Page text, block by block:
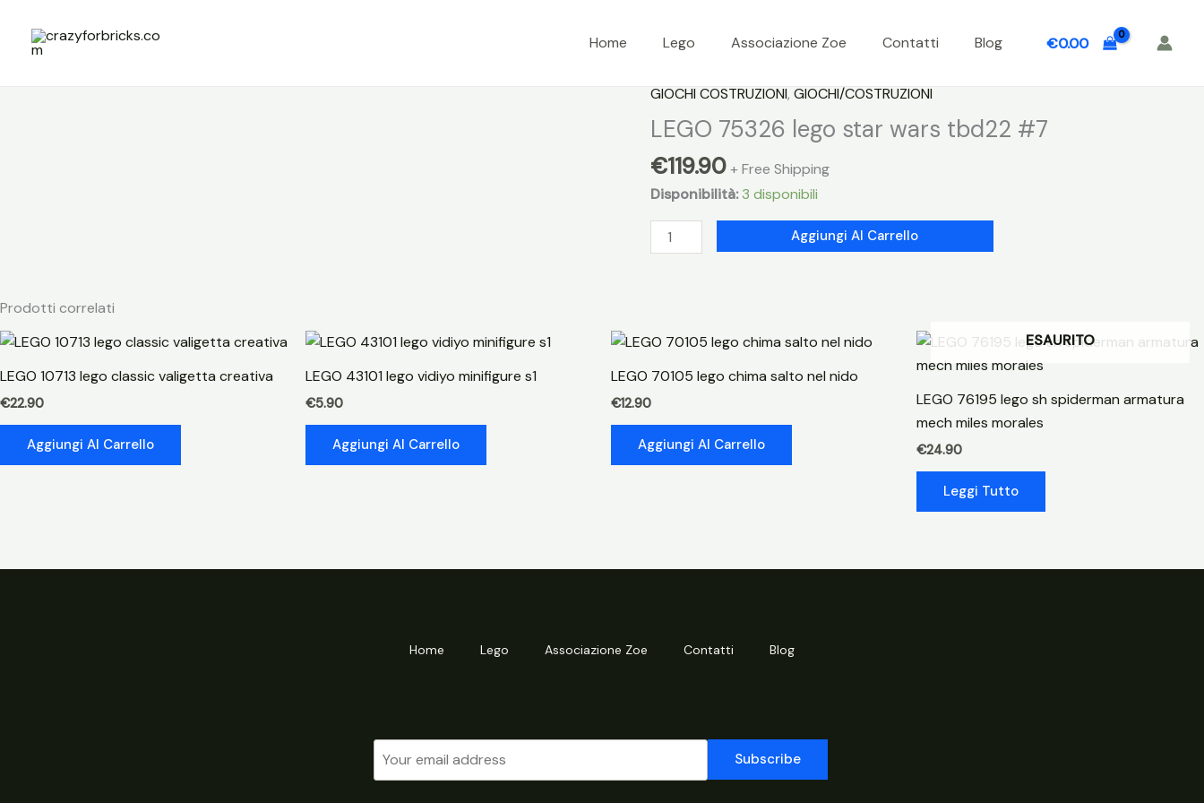
contenuto
Home Lego Associazione Zoe Contatti Blog €0.00
GIOCHI COSTRUZIONI, GIOCHI/COSTRUZIONI
LEGO 75326 lego star wars tbd22 #7
€119.90 + Free Shipping
Disponibilità: 3 disponibili
LEGO
75326
tbd22
#7
quantità
Aggiungi Al Carrello
Prodotti correlati
LEGO 10713 lego classic valigetta creativa
€22.90
Aggiungi Al Carrello
LEGO 43101 lego vidiyo minifigure s1
€5.90
Aggiungi Al Carrello
LEGO 70105 lego chima salto nel nido
€12.90
Aggiungi Al Carrello
ESAURITO
LEGO 76195 lego sh spiderman armatura
mech miles morales
€24.90
Leggi Tutto
Home Lego Associazione Zoe Contatti Blog
Subscribe